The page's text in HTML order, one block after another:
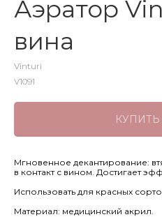
Аэратор
вина
Vinturi
V1091
КУПИТЬ
Мгновенное декантирование:
в контакт с вином. Достигает
Использовать для красных
Материал: медицинский акрил.